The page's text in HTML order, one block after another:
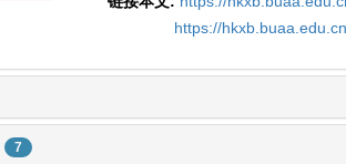
https://
7